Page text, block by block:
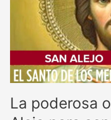
bienestar
La poderosa